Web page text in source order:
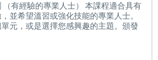
（有經驗的專業人士） 本課程適合具有
並希望溫習或強化技能的專業人士。
元，或是選擇您感興趣的主題。頒發